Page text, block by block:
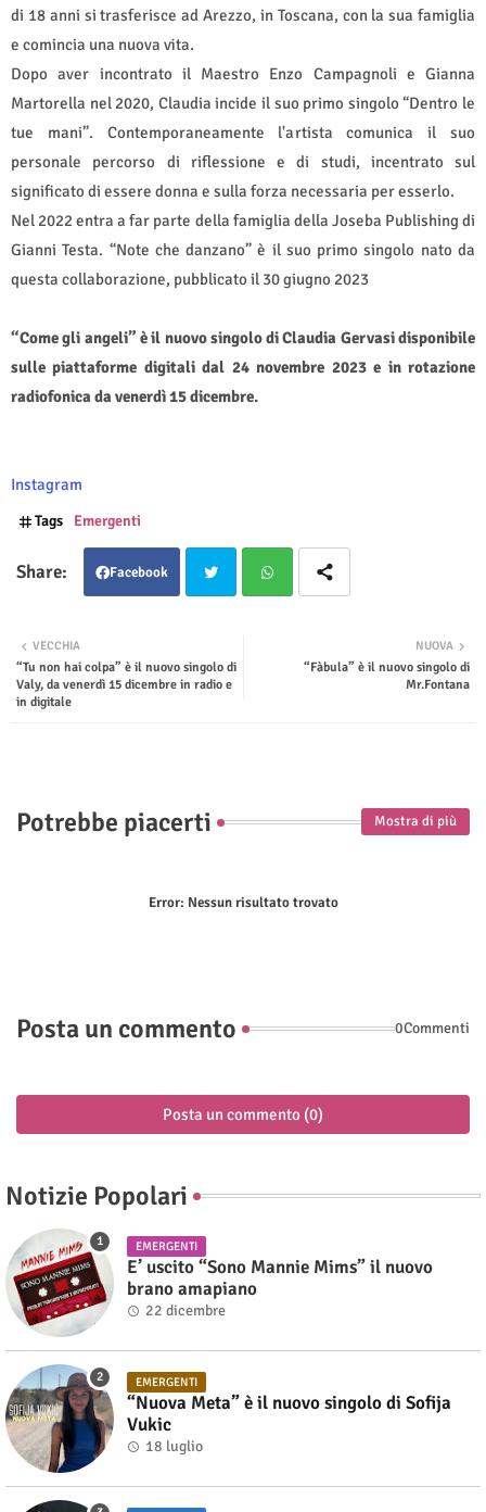
di 18 anni si trasferisce ad Arezzo, in Toscana, con la sua famiglia
e comincia una nuova vita.
Dopo aver incontrato il Maestro Enzo Campagnoli e Gianna
Martorella nel 2020, Claudia incide il suo primo singolo “Dentro le
tue mani”. Contemporaneamente l'artista comunica il suo
personale percorso di riflessione e di studi, incentrato sul
significato di essere donna e sulla forza necessaria per esserlo.
Nel 2022 entra a far parte della famiglia della Joseba Publishing di
Gianni Testa. “Note che danzano” è il suo primo singolo nato da
questa collaborazione, pubblicato il 30 giugno 2023
“Come gli angeli” è il nuovo singolo di Claudia Gervasi disponibile
sulle piattaforme digitali dal 24 novembre 2023 e in rotazione
radiofonica da venerdì 15 dicembre.
Instagram
Tags Emergenti
Facebook
ter
NUOVA
“Fàbula” è il nuovo singolo di
Mr.Fontana
VECCHIA
“Tu non hai colpa” è il nuovo singolo di
Valy, da venerdì 15 dicembre in radio e
in digitale
Potrebbe piacerti Mostra di più
Error: Nessun risultato trovato
Posta un commento 0Commenti
Posta un commento (0)
Notizie Popolari
EMERGENTI
E’ uscito “Sono Mannie Mims” il nuovo
brano amapiano
22 dicembre
EMERGENTI
“Nuova Meta” è il nuovo singolo di Sofija
Vukic
18 luglio